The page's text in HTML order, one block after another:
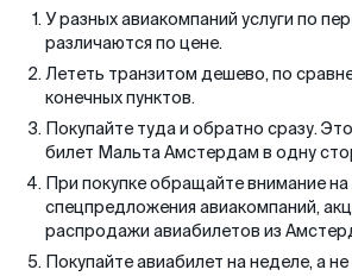
У разных авиакомпаний услуги по
различаются по цене.
Лететь транзитом дешево, по
конечных пунктов.
Покупайте туда и обратно сразу.
билет Мальта Амстердам в одну
При покупке обращайте внимание
спецпредложения авиакомпаний,
распродажи авиабилетов из
Покупайте авиабилет на неделе, а